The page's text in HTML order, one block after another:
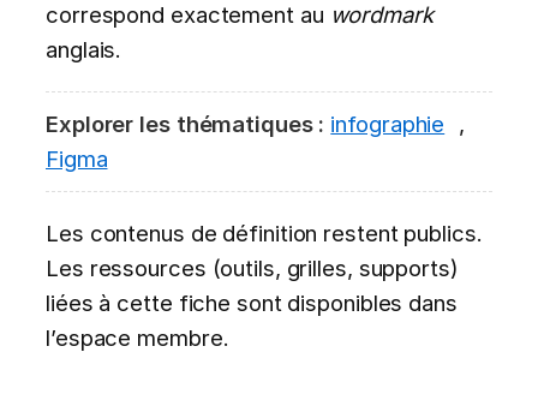
correspond exactement au wordmark
anglais.
Explorer les thématiques : infographie
,
Figma
Les contenus de définition restent publics.
Les ressources (outils, grilles, supports)
liées à cette fiche sont disponibles dans
l’espace membre.